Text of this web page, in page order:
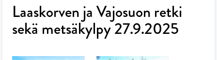
Laaskorven ja Vajosuon retki
sekä metsäkylpy 27.9.2025